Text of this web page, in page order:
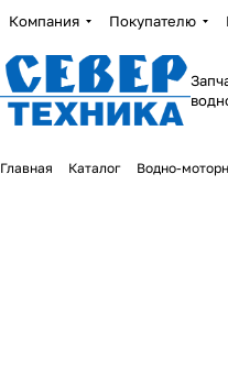
Компания Покупателю
Главная Каталог Водно-